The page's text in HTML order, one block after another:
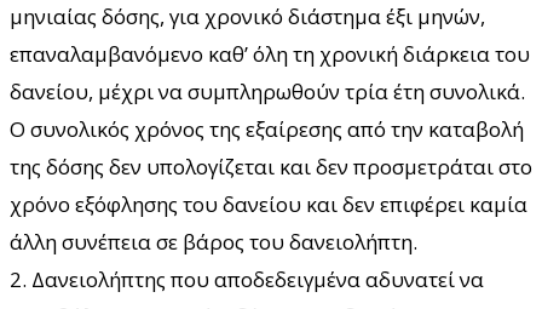
μηνιαίας δόσης, για χρονικό διάστημα έξι μηνών,
επαναλαμβανόμενο καθ’ όλη τη χρονική διάρκεια του
δανείου, μέχρι να συμπληρωθούν τρία έτη συνολικά.
Ο συνολικός χρόνος της εξαίρεσης από την καταβολή
της δόσης δεν υπολογίζεται και δεν προσμετράται στο
χρόνο εξόφλησης του δανείου και δεν επιφέρει καμία
άλλη συνέπεια σε βάρος του δανειολήπτη.
2. Δανειολήπτης που αποδεδειγμένα αδυνατεί να